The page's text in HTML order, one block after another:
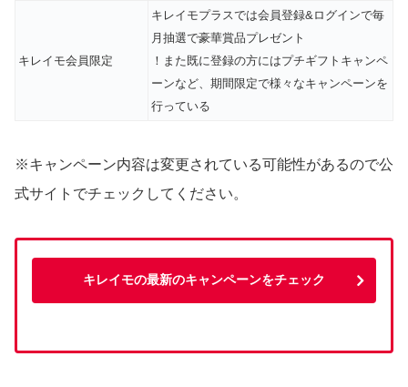
キレイモ会員限定
キレイモプラスでは会員登録&ログインで毎
月抽選で豪華賞品プレゼント
！また既に登録の方にはプチギフトキャンペ
ーンなど、期間限定で様々なキャンペーンを
行っている
※キャンペーン内容は変更されている可能性があるので公
式サイトでチェックしてください。
キレイモの最新のキャンペーンをチェック